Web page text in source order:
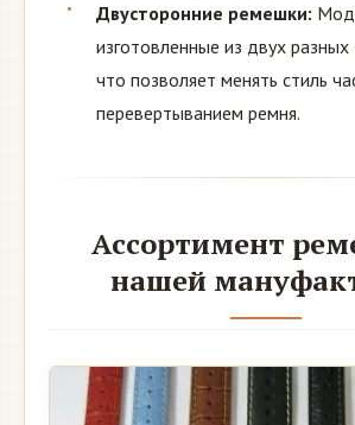
Двусторонние ремешки:
изготовленные из двух
что позволяет менять стиль
перевертыванием ремня.
Ассортимент
нашей